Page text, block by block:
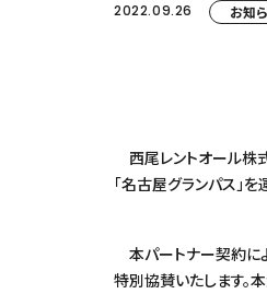
2022.09.26 お知
西尾レントオール株
「名古屋グランパス」
本パートナー契約に
特別協賛いたします。